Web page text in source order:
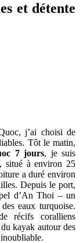
et détente
j’ai choisi de
Tôt le matin,
7 jours, je suis
situé à environ 25
a duré environ
Depuis le port,
d’An Thoi – un
eaux turquoise.
récifs coralliens
kayak autour des